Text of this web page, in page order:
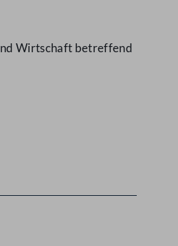
Wirtschaft betreffend